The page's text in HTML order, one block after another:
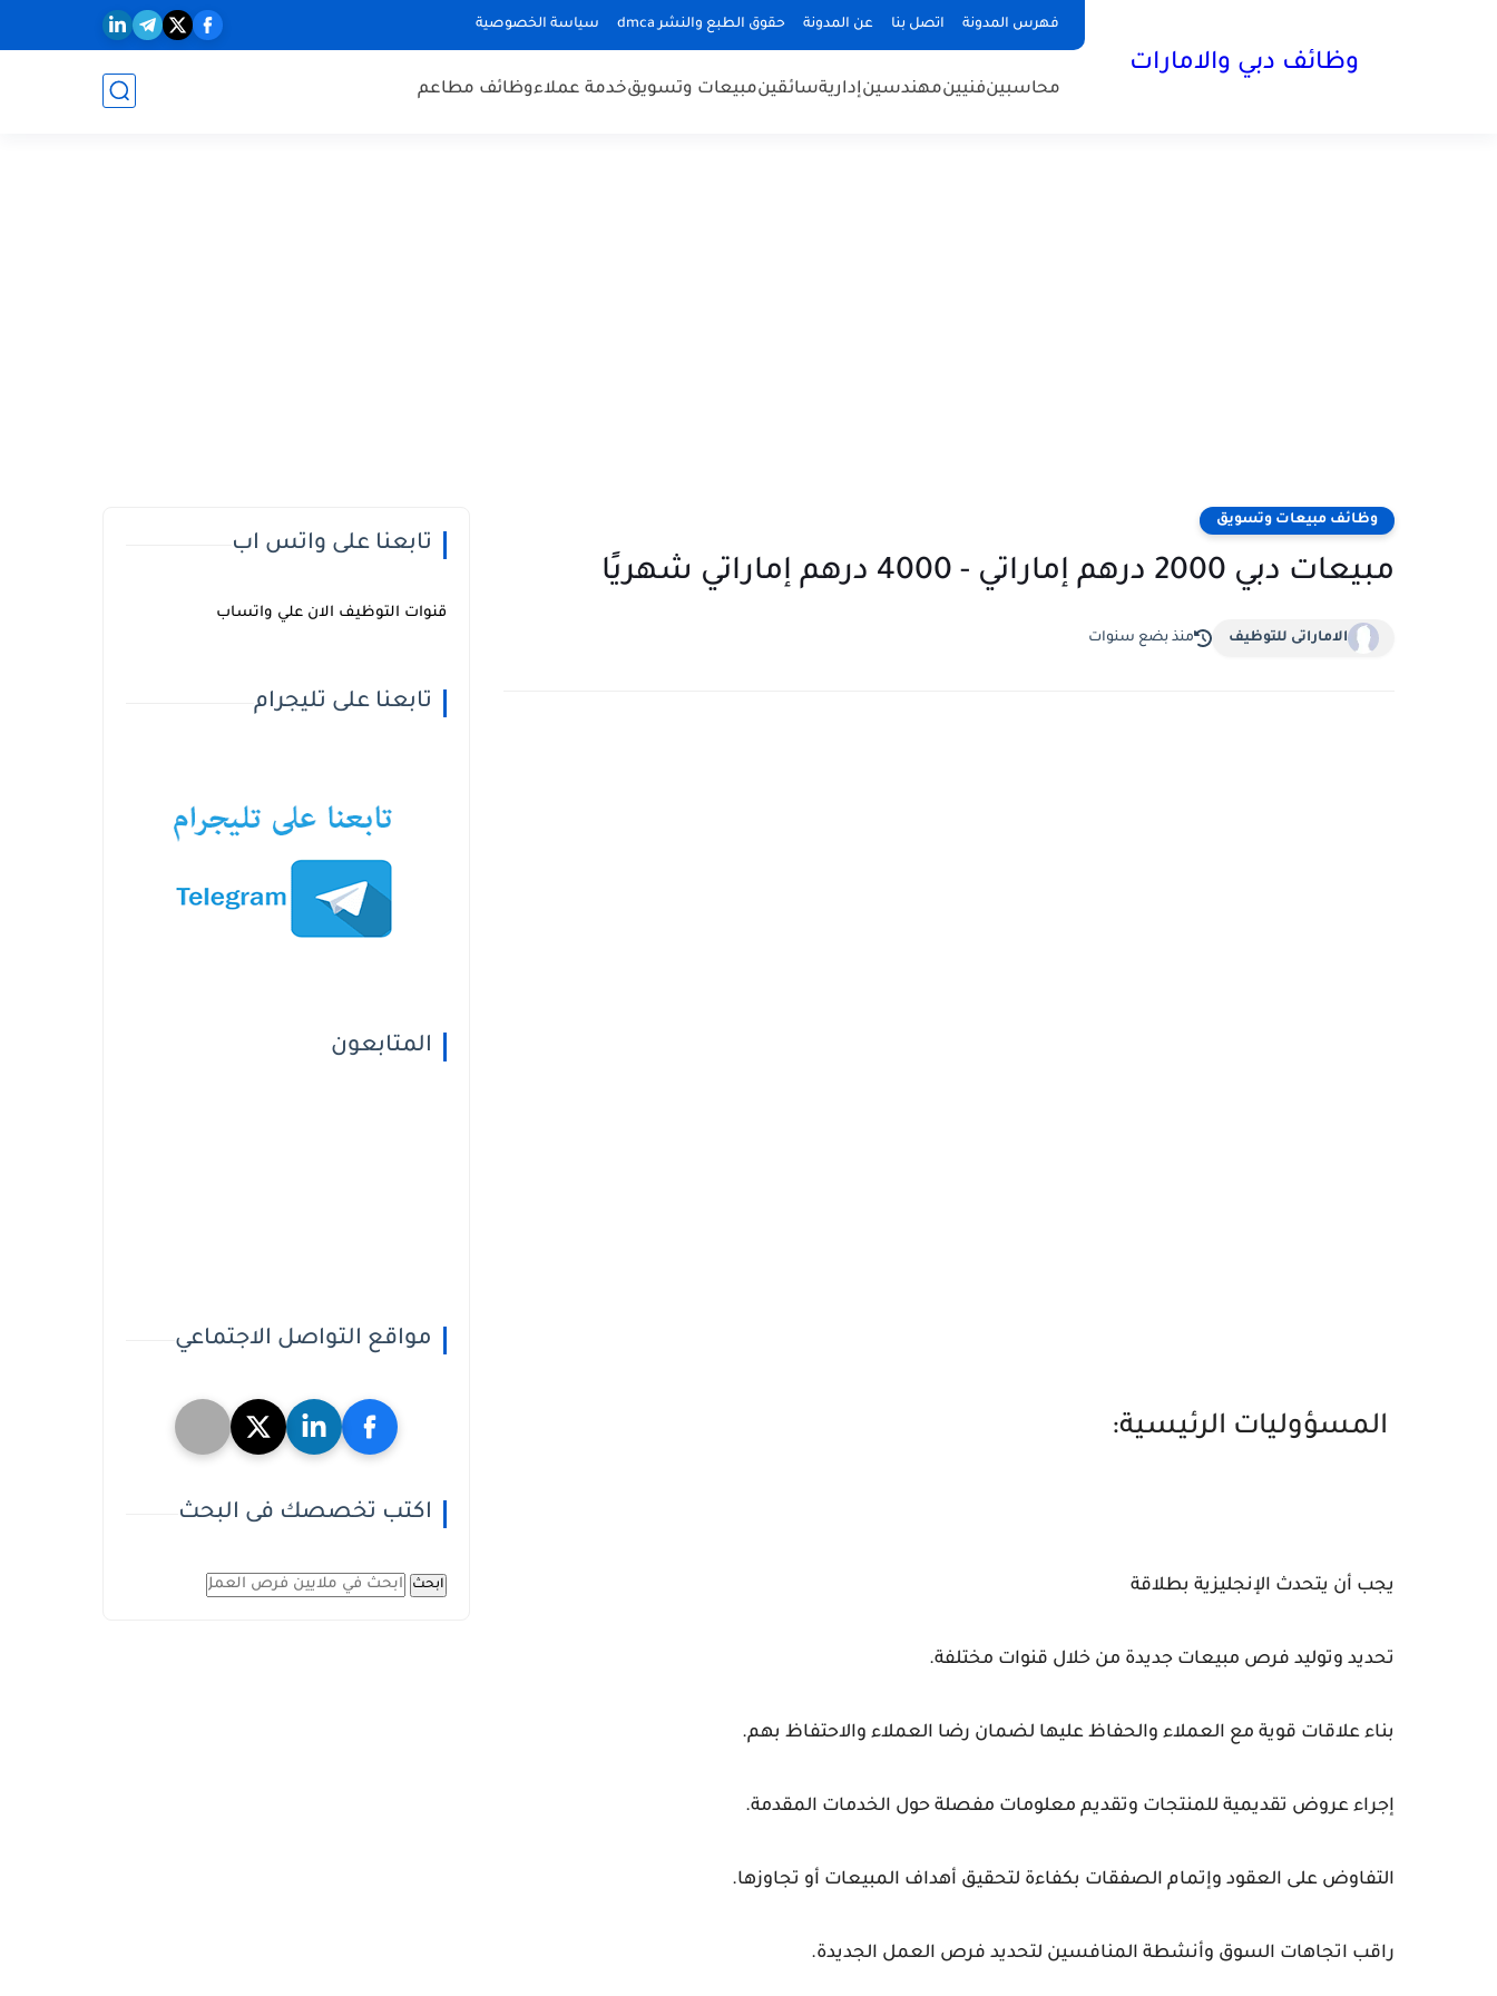
فهرس المدونة اتصل بنا عن المدونة حقوق الطبع والنشر dmca سياسة الخصوصية
وظائف دبي والامارات
محاسبينفنيينمهندسينإداريةسائقينمبيعات وتسويقخدمة عملاءوظائف مطاعم
وظائف مبيعات وتسويق
مبيعات دبي 2000 درهم إماراتي - 4000 درهم إماراتي شهريًا
الاماراتى للتوظيف منذ بضع سنوات
المسؤوليات الرئيسية:
يجب أن يتحدث الإنجليزية بطلاقة
تحديد وتوليد فرص مبيعات جديدة من خلال قنوات مختلفة.
بناء علاقات قوية مع العملاء والحفاظ عليها لضمان رضا العملاء والاحتفاظ بهم.
إجراء عروض تقديمية للمنتجات وتقديم معلومات مفصلة حول الخدمات المقدمة.
التفاوض على العقود وإتمام الصفقات بكفاءة لتحقيق أهداف المبيعات أو تجاوزها.
راقب اتجاهات السوق وأنشطة المنافسين لتحديد فرص العمل الجديدة.
تابعنا على واتس اب
قنوات التوظيف الان علي واتساب
تابعنا على تليجرام
المتابعون
مواقع التواصل الاجتماعي
اكتب تخصصك فى البحث
ابحث